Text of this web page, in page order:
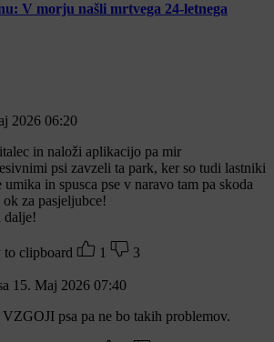
V morju našli mrtvega 24-letnega
2026 06:20
in naloži aplikacijo pa mir
psi zavzeli ta park, ker so tudi lastniki
in spusca pse v naravo tam pa skoda
za pasjeljubce!
dalje!
to clipboard 1 3
15. Maj 2026 07:40
psa pa ne bo takih problemov.